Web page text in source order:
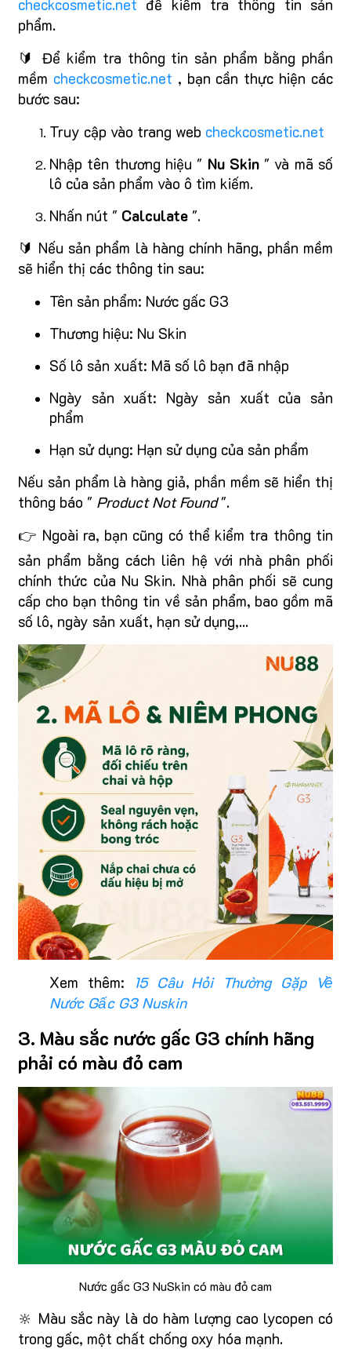
checkcosmetic.net để kiểm tra thông tin sản
phẩm.
🔰 Để kiểm tra thông tin sản phẩm bằng phần
mềm checkcosmetic.net , bạn cần thực hiện các
bước sau:
Truy cập vào trang web checkcosmetic.net
Nhập tên thương hiệu " Nu Skin " và mã số
lô của sản phẩm vào ô tìm kiếm.
Nhấn nút " Calculate ".
🔰 Nếu sản phẩm là hàng chính hãng, phần mềm
sẽ hiển thị các thông tin sau:
Tên sản phẩm: Nước gấc G3
Thương hiệu: Nu Skin
Số lô sản xuất: Mã số lô bạn đã nhập
Ngày sản xuất: Ngày sản xuất của sản
phẩm
Hạn sử dụng: Hạn sử dụng của sản phẩm
Nếu sản phẩm là hàng giả, phần mềm sẽ hiển thị
thông báo " Product Not Found".
👉 Ngoài ra, bạn cũng có thể kiểm tra thông tin
sản phẩm bằng cách liên hệ với nhà phân phối
chính thức của Nu Skin. Nhà phân phối sẽ cung
cấp cho bạn thông tin về sản phẩm, bao gồm mã
số lô, ngày sản xuất, hạn sử dụng,...
Xem thêm:
15 Câu Hỏi Thường Gặp Về
Nước Gấc G3 Nuskin
3. Màu sắc nước gấc G3 chính hãng
phải có màu đỏ cam
Nước gấc G3 NuSkin có màu đỏ cam
🔆 Màu sắc này là do hàm lượng cao lycopen có
trong gấc, một chất chống oxy hóa mạnh.